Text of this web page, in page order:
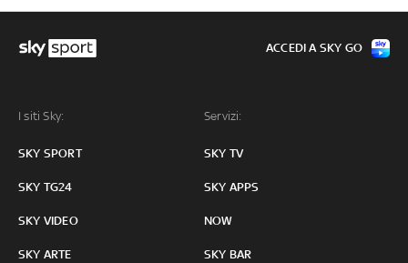
I siti Sky:
SKY SPORT
SKY TG24
SKY VIDEO
SKY ARTE
Servizi:
SKY TV
SKY APPS
NOW
SKY BAR
ACCEDI A SKY GO